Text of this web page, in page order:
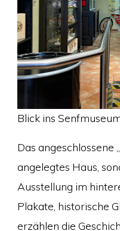
Blick ins
Das angeschlossene
angelegtes Haus,
Ausstellung im
Plakate, historische
erzählen die